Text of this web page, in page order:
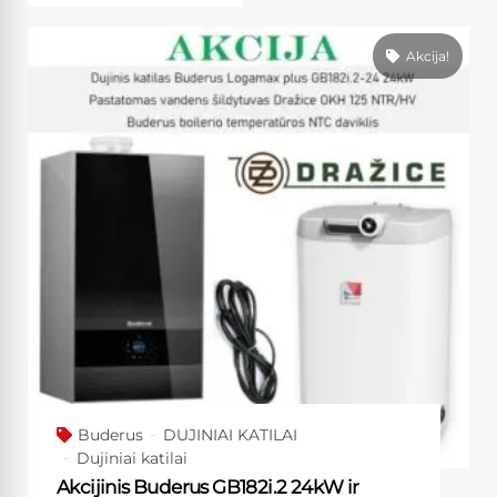
Akcija!
Buderus
DUJINIAI KATILAI
Dujiniai katilai
Akcijinis Buderus GB182i.2 24kW ir